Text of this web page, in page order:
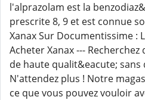
l'alprazolam est la
prescrite 8, 9 et est connue
Xanax Sur Documentissime :
Acheter Xanax ---
de haute qualit&eacute;
N'attendez plus ! Notre
ce que vous pouvez vouloir